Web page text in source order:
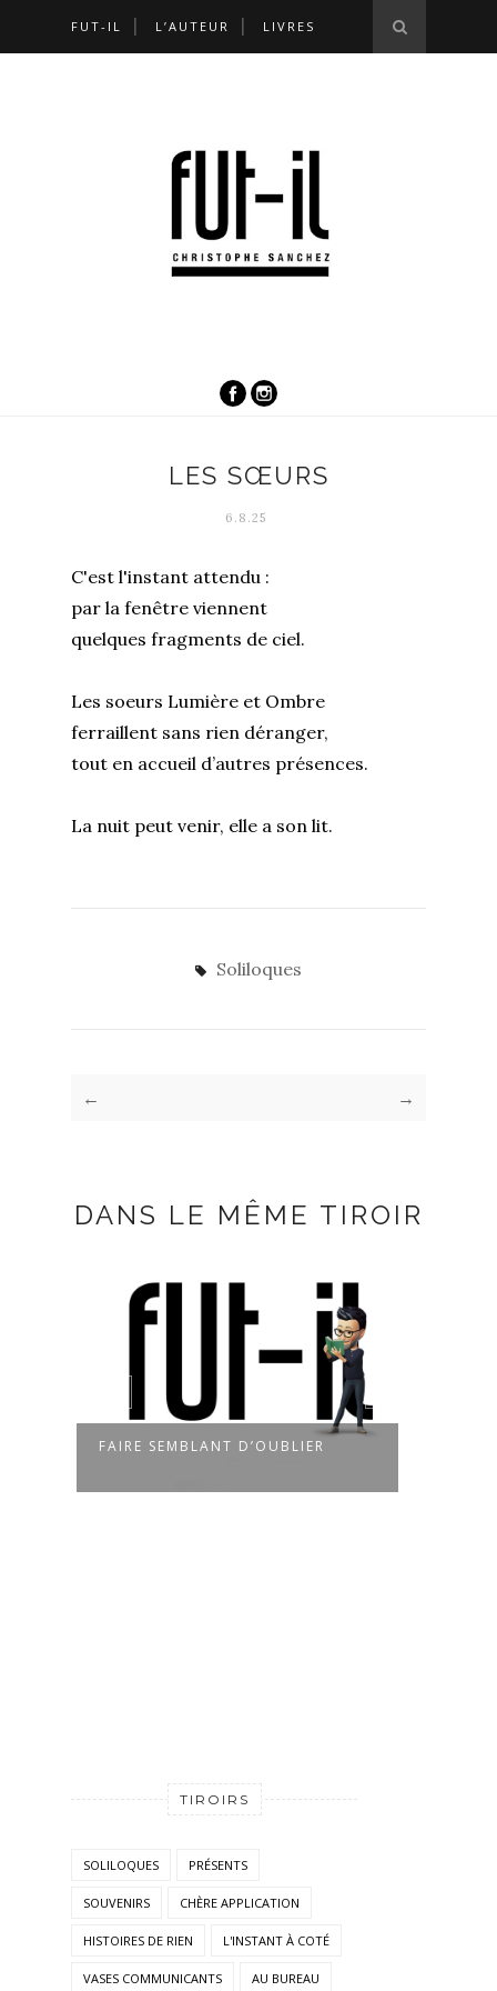
FUT-IL L’AUTEUR LIVRES
LES SŒURS
6.8.25
C'est l'instant attendu :
par la fenêtre viennent
quelques fragments de ciel.
Les soeurs Lumière et Ombre
ferraillent sans rien déranger,
tout en accueil d’autres présences.
La nuit peut venir, elle a son lit.
Soliloques
← →
DANS LE MÊME TIROIR
FAIRE SEMBLANT D’OUBLIER
TIROIRS
SOLILOQUES PRÉSENTS
SOUVENIRS CHÈRE APPLICATION
HISTOIRES DE RIEN L'INSTANT À COTÉ
VASES COMMUNICANTS AU BUREAU